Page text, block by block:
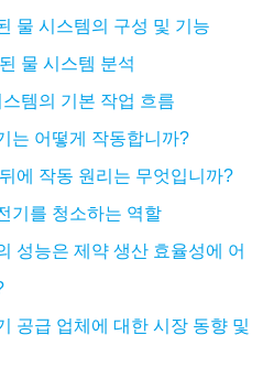
물 시스템의 구성 및 기능
물 시스템 분석
템의 기본 작업 흐름
는 어떻게 작동합니까?
에 작동 원리는 무엇입니까?
기를 청소하는 역할
성능은 제약 생산 효율성에 어
공급 업체에 대한 시장 동향 및